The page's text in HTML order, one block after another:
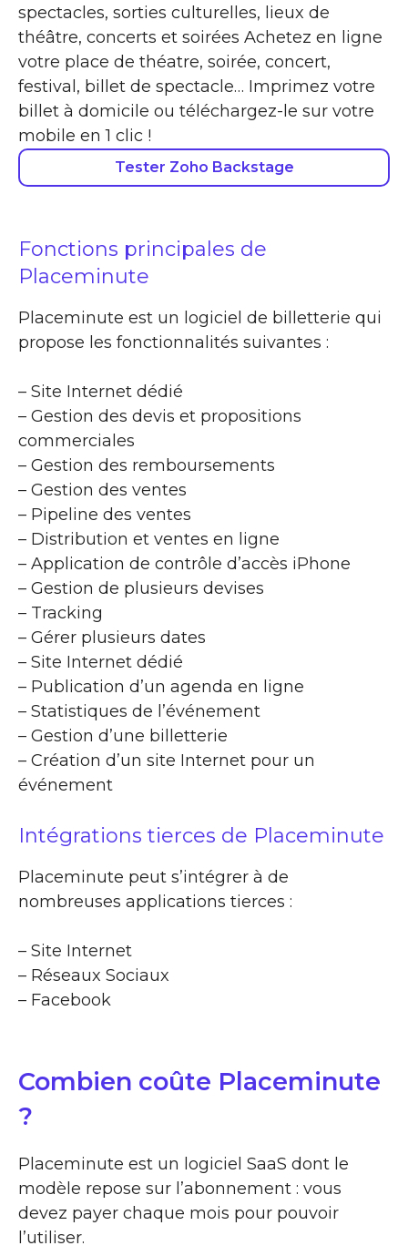
spectacles, sorties culturelles, lieux de
théâtre, concerts et soirées Achetez en ligne
votre place de théatre, soirée, concert,
festival, billet de spectacle… Imprimez votre
billet à domicile ou téléchargez-le sur votre
mobile en 1 clic !
Tester Zoho Backstage
Fonctions principales de
Placeminute
Placeminute est un logiciel de billetterie qui
propose les fonctionnalités suivantes :
– Site Internet dédié
– Gestion des devis et propositions
commerciales
– Gestion des remboursements
– Gestion des ventes
– Pipeline des ventes
– Distribution et ventes en ligne
– Application de contrôle d’accès iPhone
– Gestion de plusieurs devises
– Tracking
– Gérer plusieurs dates
– Site Internet dédié
– Publication d’un agenda en ligne
– Statistiques de l’événement
– Gestion d’une billetterie
– Création d’un site Internet pour un
événement
Intégrations tierces de Placeminute
Placeminute peut s’intégrer à de
nombreuses applications tierces :
– Site Internet
– Réseaux Sociaux
– Facebook
Combien coûte Placeminute
?
Placeminute est un logiciel SaaS dont le
modèle repose sur l’abonnement : vous
devez payer chaque mois pour pouvoir
l’utiliser.